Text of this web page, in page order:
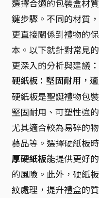
選擇合適的包裝盒材
鍵步驟。不同的材質
更直接關係到禮物的
本。以下就針對常見
更深入的分析與建議：
硬紙板：堅固耐用，
硬紙板是聖誕禮物包
堅固耐用、可塑性強
尤其適合較為易碎的
藝品等。選擇硬紙板
厚硬紙板能提供更好
的風險。此外，硬紙
紋處理，提升禮盒的